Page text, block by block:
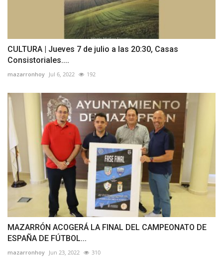
CULTURA | Jueves 7 de julio a las 20:30, Casas
Consistoriales....
mazarronhoy Jul 6, 2022 192
MAZARRÓN ACOGERÁ LA FINAL DEL CAMPEONATO DE
ESPAÑA DE FÚTBOL...
mazarronhoy Jun 23, 2022 310